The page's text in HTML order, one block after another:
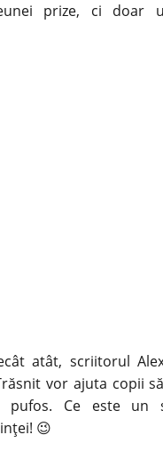
prize, ci doar
atât, scriitorul
vor ajuta copii
pufos. Ce este un
😉